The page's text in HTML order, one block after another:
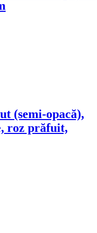
(semi-opacă),
roz prăfuit,